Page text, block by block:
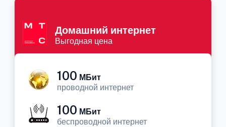
Домашний интернет
Выгодная цена
100 МБит
проводной интернет
100 МБит
беспроводной интернет